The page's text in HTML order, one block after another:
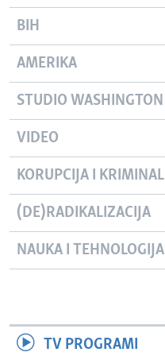
BIH
AMERIKA
STUDIO WASHINGTON
VIDEO
KORUPCIJA I KRIMINAL
(DE)RADIKALIZACIJA
NAUKA I TEHNOLOGIJA
TV PROGRAMI